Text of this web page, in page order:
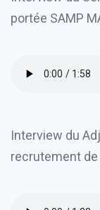
portée SAMP
Interview du
recrutement de